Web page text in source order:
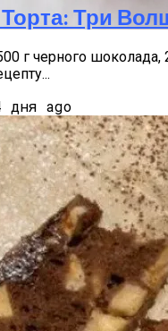
Домашней Выпечки:
Три
г черного
дня ago